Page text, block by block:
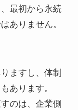
最初から永続
ありません。
ますし、体制
あります。
のは、企業側